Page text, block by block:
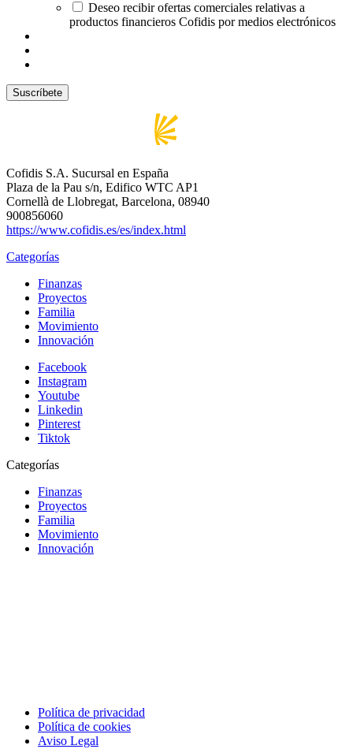
Deseo recibir ofertas comerciales relativas a
productos financieros Cofidis por medios electrónicos
Cofidis S.A. Sucursal en España
Plaza de la Pau s/n, Edifico WTC AP1
Cornellà de Llobregat, Barcelona, 08940
900856060
https://www.cofidis.es/es/index.html
Categorías
Finanzas
Proyectos
Familia
Movimiento
Innovación
Facebook
Instagram
Youtube
Linkedin
Pinterest
Tiktok
Categorías
Finanzas
Proyectos
Familia
Movimiento
Innovación
Política de privacidad
Política de cookies
Aviso Legal